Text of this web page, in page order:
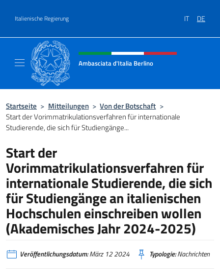
Italienische Regierung IT DE
Header-Site, Social und Menü
Ambasciata d'Italia Berlino
Startseite > Mitteilungen > Von der Botschaft >
Start der Vorimmatrikulationsverfahren für internationale
Studierende, die sich für Studiengänge...
Start der
Vorimmatrikulationsverfahren für
internationale Studierende, die sich
für Studiengänge an italienischen
Hochschulen einschreiben wollen
(Akademisches Jahr 2024-2025)
Veröffentlichungsdatum:März 12 2024 Typologie:Nachrichten